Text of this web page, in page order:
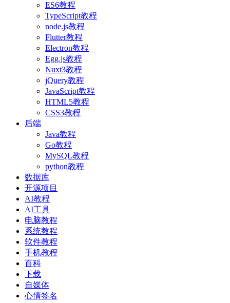
ES6教程
TypeScript教程
node.js教程
Flutter教程
Electron教程
Egg.js教程
Nuxt3教程
jQuery教程
JavaScript教程
HTML5教程
CSS3教程
后端
Java教程
Go教程
MySQL教程
python教程
数据库
开源项目
AI教程
AI工具
电脑教程
系统教程
软件教程
手机教程
百科
下载
自媒体
心情签名